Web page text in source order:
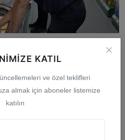
KATIL
ve özel teklifleri
almak için aboneler listemize
katılın